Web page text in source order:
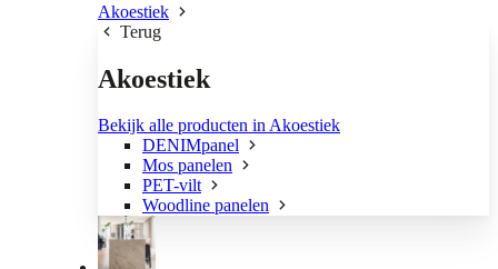
Akoestiek
Terug
Akoestiek
Bekijk alle producten in Akoestiek
DENIMpanel
Mos panelen
PET-vilt
Woodline panelen